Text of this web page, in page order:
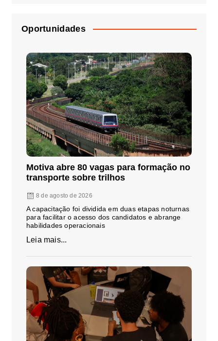
Oportunidades
Motiva abre 80 vagas para formação no
transporte sobre trilhos
8 de agosto de 2026
A capacitação foi dividida em duas etapas noturnas
para facilitar o acesso dos candidatos e abrange
habilidades operacionais
Leia mais...